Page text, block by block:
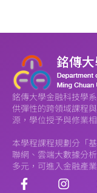
銘傳大學金融科技學
供彈性的跨領域課程
源，學位授予與修業
本學程課程規劃分「
聯網、雲端大數據分
多元，可進入金融產